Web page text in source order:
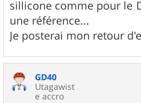
sillicone comme pour le
une référence...
Je posterai mon retour
GD40
Utagawist
e accro